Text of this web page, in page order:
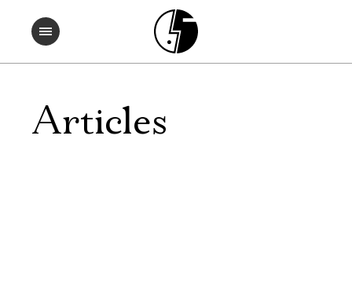
Articles